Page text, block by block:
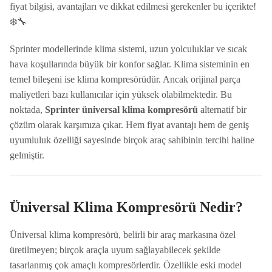
fiyat bilgisi, avantajları ve dikkat edilmesi gerekenler bu içerikte!
❄️🔧
Sprinter modellerinde klima sistemi, uzun yolculuklar ve sıcak
hava koşullarında büyük bir konfor sağlar. Klima sisteminin en
temel bileşeni ise klima kompresörüdür. Ancak orijinal parça
maliyetleri bazı kullanıcılar için yüksek olabilmektedir. Bu
noktada, Sprinter üniversal klima kompresörü alternatif bir
çözüm olarak karşımıza çıkar. Hem fiyat avantajı hem de geniş
uyumluluk özelliği sayesinde birçok araç sahibinin tercihi haline
gelmiştir.
Üniversal Klima Kompresörü Nedir?
Üniversal klima kompresörü, belirli bir araç markasına özel
üretilmeyen; birçok araçla uyum sağlayabilecek şekilde
tasarlanmış çok amaçlı kompresörlerdir. Özellikle eski model